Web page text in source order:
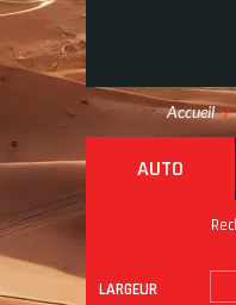
Accueil /
AUTO
LARGEUR